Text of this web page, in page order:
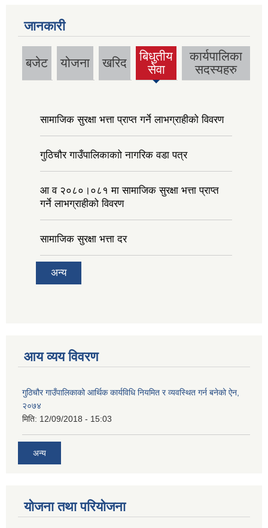
जानकारी
बजेट योजना खरिद
बिधुतीय
सेवा
(active
tab)
कार्यपालिका
सदस्यहरु
सामाजिक सुरक्षा भत्ता प्राप्त गर्ने लाभग्राहीको विवरण
गुठिचौर गाउँपालिकाकाो नागरिक वडा पत्र
आ व २०८०।०८१ मा सामाजिक सुरक्षा भत्ता प्राप्त
गर्ने लाभग्राहीको विवरण
सामाजिक सुरक्षा भत्ता दर
अन्य
आय व्यय विवरण
गुठिचौर गाउँपालिकाको आर्थिक कार्यविधि नियमित र व्यवस्थित गर्न बनेको ऐन,
२०७४
मिति: 12/09/2018 - 15:03
अन्य
योजना तथा परियोजना